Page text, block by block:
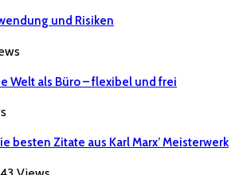
und Risiken
Welt als Büro – flexibel und frei
besten Zitate aus Karl Marx’ Meisterwerk